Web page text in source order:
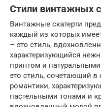
Стили винтажных
Винтажные скатерти
каждый из которых
– это стиль,
характеризующийся
принтом и
это стиль, сочетающий
романтики,
пастельными тонами и